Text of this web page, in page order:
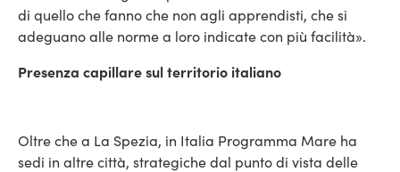
di quello che fanno che non agli apprendisti, che si
adeguano alle norme a loro indicate con più facilità».
Presenza capillare sul territorio italiano
Oltre che a La Spezia, in Italia Programma Mare ha
sedi in altre città, strategiche dal punto di vista delle